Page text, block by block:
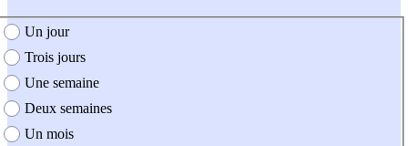
création de l'offre
Un jour
Trois jours
Une semaine
Deux semaines
Un mois